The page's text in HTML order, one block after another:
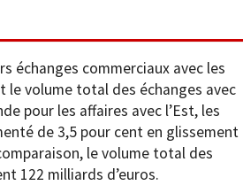
échanges commerciaux avec les
le volume total des échanges avec
pour les affaires avec l’Est, les
de 3,5 pour cent en glissement
le volume total des
122 milliards d’euros.